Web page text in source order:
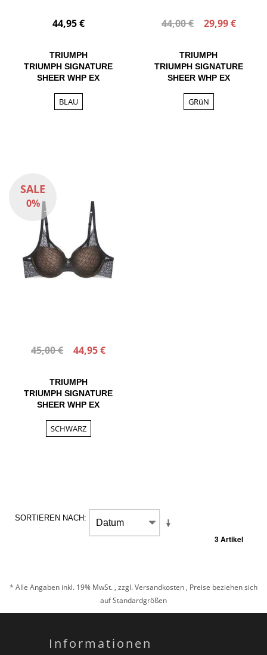
44,95 €
TRIUMPH
TRIUMPH SIGNATURE
SHEER WHP EX
BLAU
44,00 € 29,99 €
TRIUMPH
TRIUMPH SIGNATURE
SHEER WHP EX
GRüN
SALE
0%
45,00 € 44,95 €
TRIUMPH
TRIUMPH SIGNATURE
SHEER WHP EX
SCHWARZ
SORTIEREN NACH
3 Artikel
* Alle Angaben inkl. 19% MwSt. , zzgl.Versandkosten , Preise beziehen sich
auf Standardgrößen
Informationen